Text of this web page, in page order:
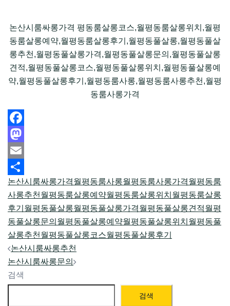
논산시룸싸롱가격 평동룸살롱코스,월평동룸살롱위치,월평
동룸살롱예약,월평동룸살롱후기,월평동풀살롱,월평동풀살
롱추천,월평동풀살롱가격,월평동풀살롱문의,월평동풀살롱
견적,월평동풀살롱코스,월평동풀살롱위치,월평동풀살롱예
약,월평동풀살롱후기,월평동룸사롱,월평동룸사롱추천,월평
동룸사롱가격
Facebook
Mastodon
Email
Share
논산시룸싸롱가격월평동룸사롱월평동룸사롱가격월평동룸
사롱추천 월평동룸살롱예약월평동룸살롱위치 월평동룸살롱
후기 월평동풀살롱월평동풀살롱가격월평동풀살롱견적월평
동풀살롱문의 월평동풀살롱예약월평동풀살롱위치 월평동풀
살롱추천 월평동풀살롱코스월평동풀살롱후기
Post
navigation
논산시룸싸롱추천
논산시룸싸롱문의
검색
검색